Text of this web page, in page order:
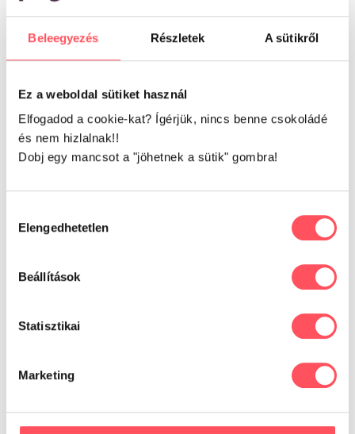
Beleegyezés Részletek A sütikről
Ez a weboldal sütiket használ
Elfogadod a cookie-kat? Ígérjük, nincs benne csokoládé
és nem hizlalnak!!
Dobj egy mancsot a "jöhetnek a sütik" gombra!
kiválasztása
Elengedhetetlen
Beállítások
Statisztikai
Marketing
Raktáron
6.994Ft-53.980
6.531Ft-41.980Ft
Bárány, Rizs ,Burgonya
Raktáron
Opciók választása
-2%
23.430Ft